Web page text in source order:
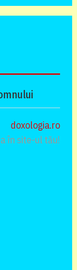
doxologia.ro
în site-ul tău!